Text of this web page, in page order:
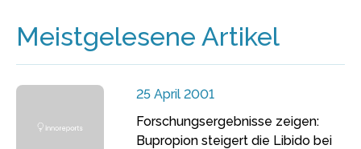
Meistgelesene Artikel
25 April 2001
Forschungsergebnisse zeigen:
Bupropion steigert die Libido bei